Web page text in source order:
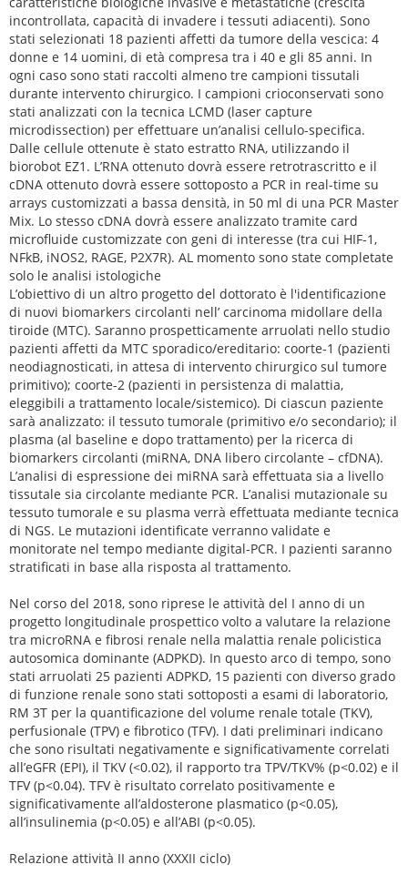
incontrollata, capacità di invadere i tessuti adiacenti). Sono
stati selezionati 18 pazienti affetti da tumore della vescica: 4
donne e 14 uomini, di età compresa tra i 40 e gli 85 anni. In
ogni caso sono stati raccolti almeno tre campioni tissutali
durante intervento chirurgico. I campioni crioconservati sono
stati analizzati con la tecnica LCMD (laser capture
microdissection) per effettuare un’analisi cellulo-specifica.
Dalle cellule ottenute è stato estratto RNA, utilizzando il
biorobot EZ1. L’RNA ottenuto dovrà essere retrotrascritto e il
cDNA ottenuto dovrà essere sottoposto a PCR in real-time su
arrays customizzati a bassa densità, in 50 ml di una PCR Master
Mix. Lo stesso cDNA dovrà essere analizzato tramite card
microfluide customizzate con geni di interesse (tra cui HIF-1,
NFkB, iNOS2, RAGE, P2X7R). AL momento sono state completate
solo le analisi istologiche
L’obiettivo di un altro progetto del dottorato è l'identificazione
di nuovi biomarkers circolanti nell’ carcinoma midollare della
tiroide (MTC). Saranno prospetticamente arruolati nello studio
pazienti affetti da MTC sporadico/ereditario: coorte-1 (pazienti
neodiagnosticati, in attesa di intervento chirurgico sul tumore
primitivo); coorte-2 (pazienti in persistenza di malattia,
eleggibili a trattamento locale/sistemico). Di ciascun paziente
sarà analizzato: il tessuto tumorale (primitivo e/o secondario); il
plasma (al baseline e dopo trattamento) per la ricerca di
biomarkers circolanti (miRNA, DNA libero circolante – cfDNA).
L’analisi di espressione dei miRNA sarà effettuata sia a livello
tissutale sia circolante mediante PCR. L’analisi mutazionale su
tessuto tumorale e su plasma verrà effettuata mediante tecnica
di NGS. Le mutazioni identificate verranno validate e
monitorate nel tempo mediante digital-PCR. I pazienti saranno
stratificati in base alla risposta al trattamento.
Nel corso del 2018, sono riprese le attività del I anno di un
progetto longitudinale prospettico volto a valutare la relazione
tra microRNA e fibrosi renale nella malattia renale policistica
autosomica dominante (ADPKD). In questo arco di tempo, sono
stati arruolati 25 pazienti ADPKD, 15 pazienti con diverso grado
di funzione renale sono stati sottoposti a esami di laboratorio,
RM 3T per la quantificazione del volume renale totale (TKV),
perfusionale (TPV) e fibrotico (TFV). I dati preliminari indicano
che sono risultati negativamente e significativamente correlati
all’eGFR (EPI), il TKV (<0.02), il rapporto tra TPV/TKV% (p<0.02) e il
TFV (p<0.04). TFV è risultato correlato positivamente e
significativamente all’aldosterone plasmatico (p<0.05),
all’insulinemia (p<0.05) e all’ABI (p<0.05).
Relazione attività II anno (XXXII ciclo)